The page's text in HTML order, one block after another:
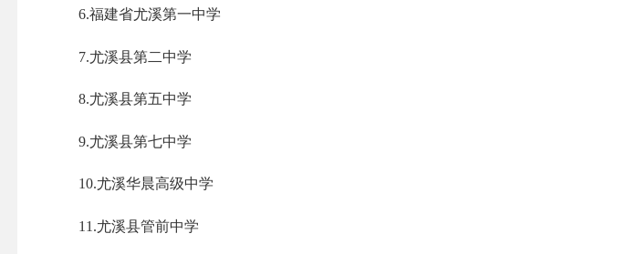
6.福建省尤溪第一中学
7.尤溪县第二中学
8.尤溪县第五中学
9.尤溪县第七中学
10.尤溪华晨高级中学
11.尤溪县管前中学